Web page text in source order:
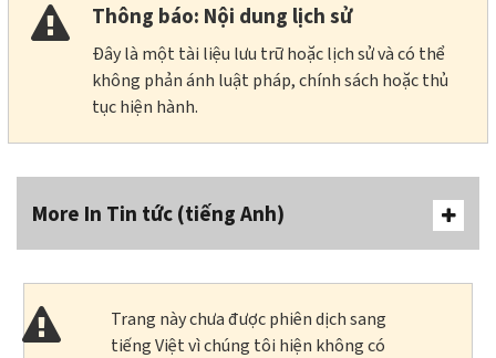
Thông báo: Nội dung lịch sử
Đây là một tài liệu lưu trữ hoặc lịch sử và có thể
không phản ánh luật pháp, chính sách hoặc thủ
tục hiện hành.
More In Tin tức (tiếng Anh)
Trang này chưa được phiên dịch sang
tiếng Việt vì chúng tôi hiện không có